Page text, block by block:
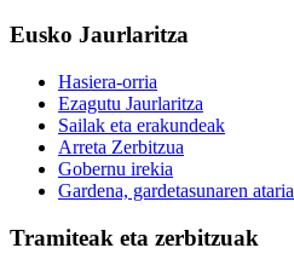
Eusko Jaurlaritza
Hasiera-orria
Ezagutu Jaurlaritza
Sailak eta erakundeak
Arreta Zerbitzua
Gobernu irekia
Gardena, gardetasunaren ataria
Tramiteak eta zerbitzuak